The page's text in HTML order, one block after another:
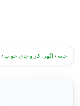
خانه › اگهی کار و جای خواب ›